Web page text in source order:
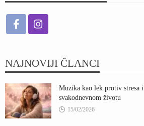
NAJNOVIJI ČLANCI
Muzika kao lek protiv stresa
svakodnevnom životu
15/02/2026